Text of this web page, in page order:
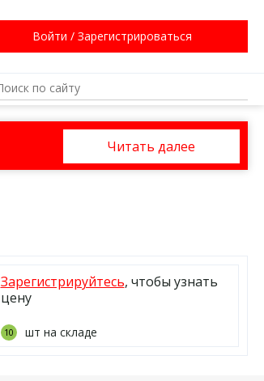
Войти / Зарегистрироваться
Читать далее
Зарегистрируйтесь, чтобы узнать
цену
10 шт на складе